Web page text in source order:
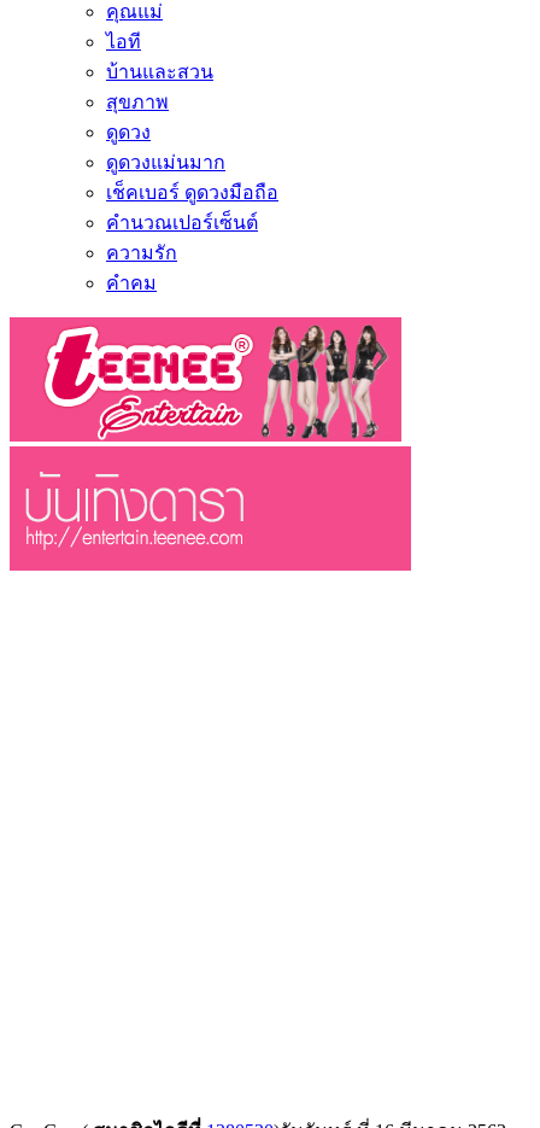
คุณแม่
ไอที
บ้านและสวน
สุขภาพ
ดูดวง
ดูดวงแม่นมาก
เช็คเบอร์ ดูดวงมือถือ
คำนวณเปอร์เซ็นต์
ความรัก
คำคม